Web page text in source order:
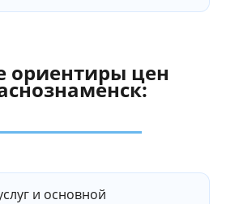
ориентиры цен
и основной